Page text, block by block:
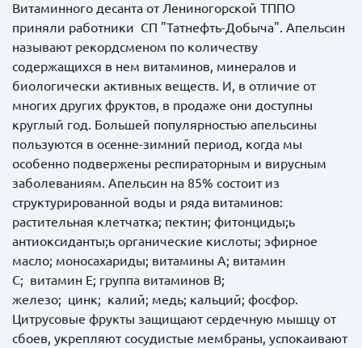
Витаминного десанта от Лениногорской ТППО
приняли работники СП "Татнефть-Добыча". Апельсин
называют рекордсменом по количеству
содержащихся в нем витаминов, минералов и
биологически активных веществ. И, в отличие от
многих других фруктов, в продаже они доступны
круглый год. Большей популярностью апельсины
пользуются в осенне-зимний период, когда мы
особенно подвержены респираторным и вирусным
заболеваниям. Апельсин на 85% состоит из
структурированной воды и ряда витаминов:
растительная клетчатка; пектин; фитонциды;ь
антиоксиданты;ь органические кислоты; эфирное
масло; моносахариды; витамины А; витамин
С; витамин Е; группа витаминов В;
железо; цинк; калий; медь; кальций; фосфор.
Цитрусовые фрукты защищают сердечную мышцу от
сбоев, укрепляют сосудистые мембраны, успокаивают